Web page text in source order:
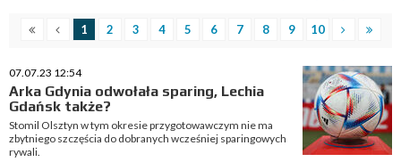
1 2 3 4 5 6 7 8 9 10
07.07.23 12:54
Arka Gdynia odwołała sparing, Lechia
Gdańsk także?
Stomil Olsztyn w tym okresie przygotowawczym nie ma
zbytniego szczęścia do dobranych wcześniej sparingowych
rywali.